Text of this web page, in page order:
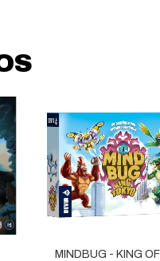
MINDBUG - KING OF